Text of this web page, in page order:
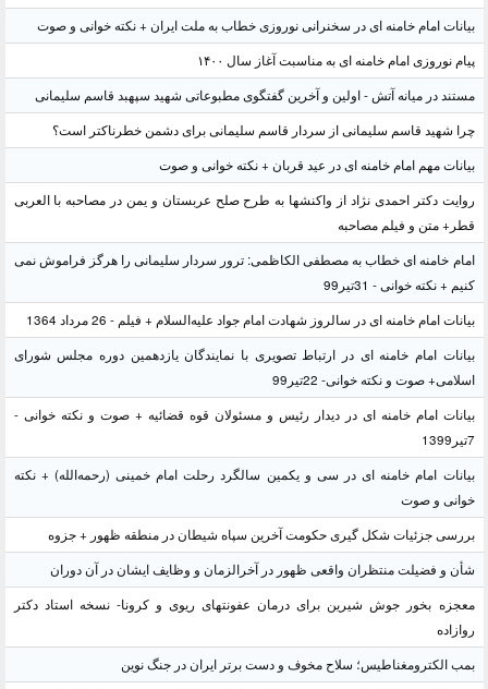
بیانات امام خامنه ای در سخنرانی نوروزی خطاب به ملت ایران + نکته خوانی و صوت
پیام نوروزی امام خامنه ای به مناسبت آغاز سال ۱۴۰۰
مستند در میانه آتش - اولین و آخرین گفتگوی مطبوعاتی شهید سپهبد قاسم سلیمانی
چرا شهید قاسم سلیمانی از سردار قاسم سلیمانی برای دشمن خطرناکتر است؟
بیانات مهم امام خامنه ای در عید قربان + نکته خوانی و صوت
روایت دکتر احمدی نژاد از واکنشها به طرح صلح عربستان و یمن در مصاحبه با العربی
قطر+ متن و فیلم مصاحبه
امام خامنه ای خطاب به مصطفی الکاظمی: ترور سردار سلیمانی را هرگز فراموش نمی
کنیم + نکته خوانی - 31تیر99
بیانات امام خامنه ای در سالروز شهادت امام جواد علیه‌السلام + فیلم - 26 مرداد 1364
بیانات امام خامنه ای در ارتباط تصویری با نمایندگان یازدهمین دوره مجلس شورای
اسلامی+ صوت و نکته خوانی- 22تیر99
بیانات امام خامنه ای در دیدار رئیس و مسئولان قوه قضائیه + صوت و نکته خوانی -
7تیر1399
بیانات امام خامنه ای در سی و یکمین سالگرد رحلت امام خمینی (رحمه‌الله) + نکته
خوانی و صوت
بررسی جزئیات شکل گیری حکومت آخرین سپاه شیطان در منطقه ظهور + جزوه
شأن و فضیلت منتظران واقعی ظهور در آخرالزمان و وظایف ایشان در آن دوران
معجزه بخور جوش شیرین برای درمان عفونتهای ریوی و کرونا- نسخه استاد دکتر
روازاده
بمب الکترومغناطیس؛ سلاح مخوف و دست برتر ایران در جنگ نوین